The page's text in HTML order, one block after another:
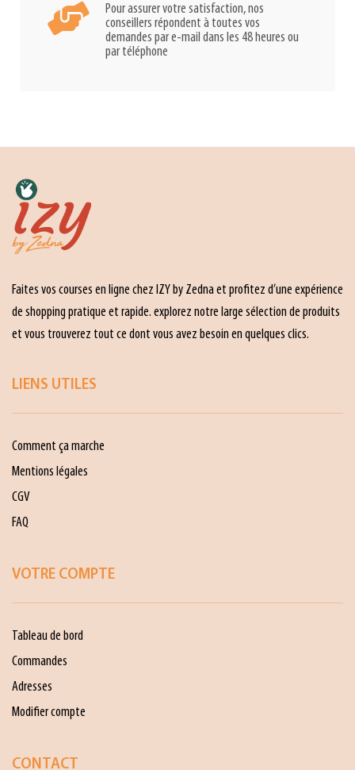
Pour assurer votre satisfaction, nos
conseillers répondent à toutes vos
demandes par e-mail dans les 48 heures ou
par téléphone
Faites vos courses en ligne chez IZY by Zedna et profitez d’une expérience
de shopping pratique et rapide. explorez notre large sélection de produits
et vous trouverez tout ce dont vous avez besoin en quelques clics.
LIENS UTILES
Comment ça marche
Mentions légales
CGV
FAQ
VOTRE COMPTE
Tableau de bord
Commandes
Adresses
Modifier compte
CONTACT